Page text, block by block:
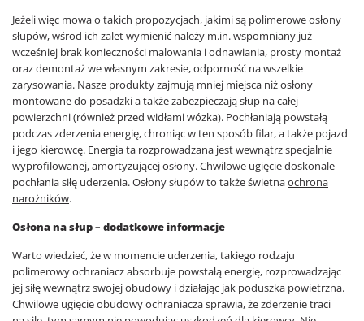
Jeżeli więc mowa o takich propozycjach, jakimi są polimerowe osłony
słupów, wśrod ich zalet wymienić należy m.in. wspomniany już
wcześniej brak konieczności malowania i odnawiania, prosty montaż
oraz demontaż we własnym zakresie, odporność na wszelkie
zarysowania. Nasze produkty zajmują mniej miejsca niż osłony
montowane do posadzki a także zabezpieczają słup na całej
powierzchni (również przed widłami wózka). Pochłaniają powstałą
podczas zderzenia energię, chroniąc w ten sposób filar, a także pojazd
i jego kierowcę. Energia ta rozprowadzana jest wewnątrz specjalnie
wyprofilowanej, amortyzującej osłony. Chwilowe ugięcie doskonale
pochłania siłę uderzenia. Osłony słupów to także świetnaochrona
narożników.
Osłona na słup – dodatkowe informacje
Warto wiedzieć, że w momencie uderzenia, takiego rodzaju
polimerowy ochraniacz absorbuje powstałą energię, rozprowadzając
jej siłę wewnątrz swojej obudowy i działając jak poduszka powietrzna.
Chwilowe ugięcie obudowy ochraniacza sprawia, że zderzenie traci